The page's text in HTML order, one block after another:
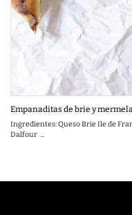
Empanaditas de brie y
Ingredientes: Queso Brie Ile de
Dalfour ...